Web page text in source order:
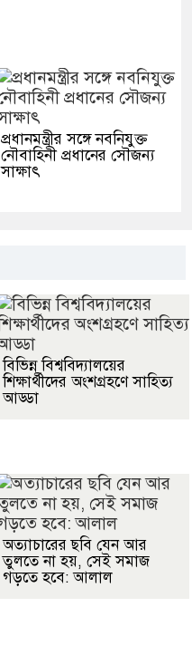
প্রধানমন্ত্রীর সঙ্গে নবনিযুক্ত
নৌবাহিনী প্রধানের সৌজন্য
সাক্ষাৎ
বিভিন্ন বিশ্ববিদ্যালয়ের
শিক্ষার্থীদের অংশগ্রহণে সাহিত্য
আড্ডা
অত্যাচারের ছবি যেন আর
তুলতে না হয়, সেই সমাজ
গড়তে হবে: আলাল